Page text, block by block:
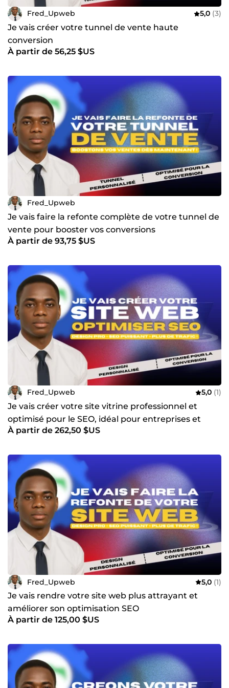
Fred_Upweb 5,0 (3)
Je vais créer votre tunnel de vente haute
conversion
À partir de 56,25 $US
Fred_Upweb
Je vais faire la refonte complète de votre tunnel de
vente pour booster vos conversions
À partir de 93,75 $US
Fred_Upweb 5,0 (1)
Je vais créer votre site vitrine professionnel et
optimisé pour le SEO, idéal pour entreprises et
freelances
À partir de 262,50 $US
Fred_Upweb 5,0 (1)
Je vais rendre votre site web plus attrayant et
améliorer son optimisation SEO
À partir de 125,00 $US